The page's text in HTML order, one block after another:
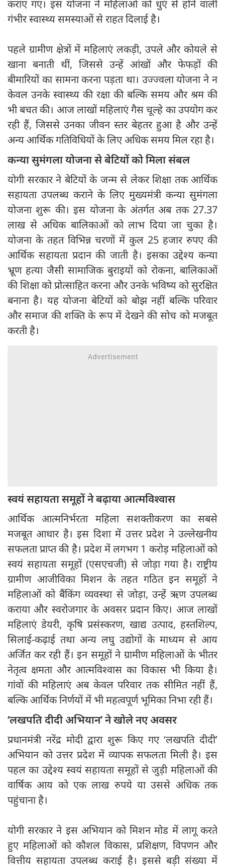
कराए गए। इस योजना ने महिलाओं को धुएं से होने वाली
गंभीर स्वास्थ्य समस्याओं से राहत दिलाई है।
पहले ग्रामीण क्षेत्रों में महिलाएं लकड़ी, उपले और कोयले से
खाना बनाती थीं, जिससे उन्हें आंखों और फेफड़ों की
बीमारियों का सामना करना पड़ता था। उज्ज्वला योजना ने न
केवल उनके स्वास्थ्य की रक्षा की बल्कि समय और श्रम की
भी बचत की। आज लाखों महिलाएं गैस चूल्हे का उपयोग कर
रही हैं, जिससे उनका जीवन स्तर बेहतर हुआ है और उन्हें
अन्य आर्थिक गतिविधियों के लिए अधिक समय मिल रहा है।
कन्या सुमंगला योजना से बेटियों को मिला संबल
योगी सरकार ने बेटियों के जन्म से लेकर शिक्षा तक आर्थिक
सहायता उपलब्ध कराने के लिए मुख्यमंत्री कन्या सुमंगला
योजना शुरू की। इस योजना के अंतर्गत अब तक 27.37
लाख से अधिक बालिकाओं को लाभ दिया जा चुका है।
योजना के तहत विभिन्न चरणों में कुल 25 हजार रुपए की
आर्थिक सहायता प्रदान की जाती है। इसका उद्देश्य कन्या
भ्रूण हत्या जैसी सामाजिक बुराइयों को रोकना, बालिकाओं
की शिक्षा को प्रोत्साहित करना और उनके भविष्य को सुरक्षित
बनाना है। यह योजना बेटियों को बोझ नहीं बल्कि परिवार
और समाज की शक्ति के रूप में देखने की सोच को मजबूत
करती है।
स्वयं सहायता समूहों ने बढ़ाया आत्मविश्वास
आर्थिक आत्मनिर्भरता महिला सशक्तीकरण का सबसे
मजबूत आधार है। इस दिशा में उत्तर प्रदेश ने उल्लेखनीय
सफलता प्राप्त की है। प्रदेश में लगभग 1 करोड़ महिलाओं को
स्वयं सहायता समूहों (एसएचजी) से जोड़ा गया है। राष्ट्रीय
ग्रामीण आजीविका मिशन के तहत गठित इन समूहों ने
महिलाओं को बैंकिंग व्यवस्था से जोड़ा, उन्हें ऋण उपलब्ध
कराया और स्वरोजगार के अवसर प्रदान किए। आज लाखों
महिलाएं डेयरी, कृषि प्रसंस्करण, खाद्य उत्पाद, हस्तशिल्प,
सिलाई-कढ़ाई तथा अन्य लघु उद्योगों के माध्यम से आय
अर्जित कर रही हैं। इन समूहों ने ग्रामीण महिलाओं के भीतर
नेतृत्व क्षमता और आत्मविश्वास का विकास भी किया है।
गांवों की महिलाएं अब केवल परिवार तक सीमित नहीं हैं,
बल्कि आर्थिक निर्णयों में भी महत्वपूर्ण भूमिका निभा रही हैं।
‘लखपति दीदी अभियान’ ने खोले नए अवसर
प्रधानमंत्री नरेंद्र मोदी द्वारा शुरू किए गए ‘लखपति दीदी’
अभियान को उत्तर प्रदेश में व्यापक सफलता मिली है। इस
पहल का उद्देश्य स्वयं सहायता समूहों से जुड़ी महिलाओं की
वार्षिक आय को एक लाख रुपये या उससे अधिक तक
पहुंचाना है।
योगी सरकार ने इस अभियान को मिशन मोड में लागू करते
हुए महिलाओं को कौशल विकास, प्रशिक्षण, विपणन और
वित्तीय सहायता उपलब्ध कराई है। इससे बड़ी संख्या में